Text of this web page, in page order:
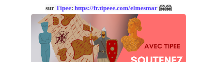
sur Tipee: https://fr.tipeee.com/elmesmar 🤗🤗